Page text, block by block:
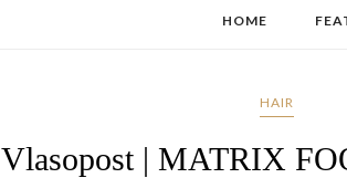
HOME
HAIR
Vlasopost | MATRIX